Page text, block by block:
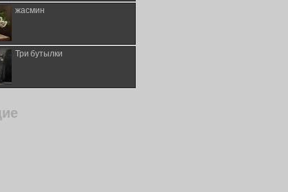
жасмин
Три бутылки